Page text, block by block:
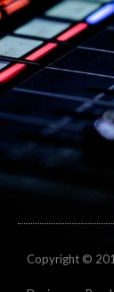
Copyright ©